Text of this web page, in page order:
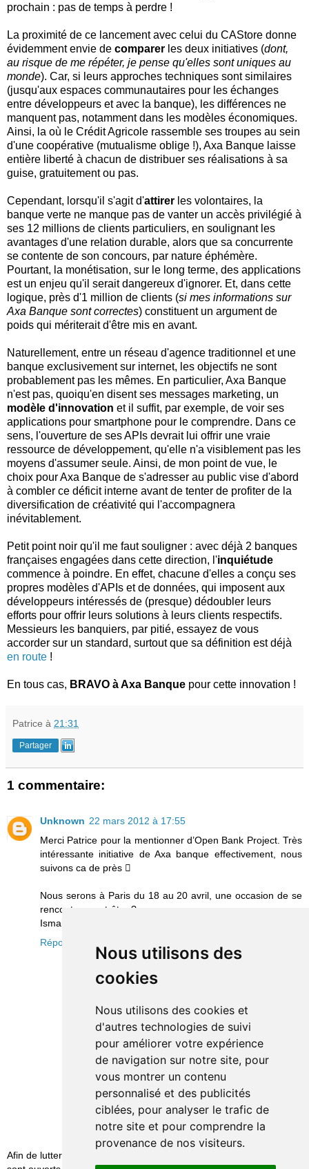
Nous utilisons des
cookies
Nous utilisons des cookies et
d'autres technologies de suivi
pour améliorer votre expérience
de navigation sur notre site, pour
vous montrer un contenu
personnalisé et des publicités
ciblées, pour analyser le trafic de
notre site et pour comprendre la
provenance de nos visiteurs.
prochain : pas de temps à perdre !
La proximité de ce lancement avec celui du CAStore donne
évidemment envie de comparer les deux initiatives (dont,
au risque de me répéter, je pense qu'elles sont uniques au
monde). Car, si leurs approches techniques sont similaires
(jusqu'aux espaces communautaires pour les échanges
entre développeurs et avec la banque), les différences ne
manquent pas, notamment dans les modèles économiques.
Ainsi, la où le Crédit Agricole rassemble ses troupes au sein
d'une coopérative (mutualisme oblige !), Axa Banque laisse
entière liberté à chacun de distribuer ses réalisations à sa
guise, gratuitement ou pas.
Cependant, lorsqu'il s'agit d'attirer les volontaires, la
banque verte ne manque pas de vanter un accès privilégié à
ses 12 millions de clients particuliers, en soulignant les
avantages d'une relation durable, alors que sa concurrente
se contente de son concours, par nature éphémère.
Pourtant, la monétisation, sur le long terme, des applications
est un enjeu qu'il serait dangereux d'ignorer. Et, dans cette
logique, près d'1 million de clients (si mes informations sur
Axa Banque sont correctes) constituent un argument de
poids qui mériterait d'être mis en avant.
Naturellement, entre un réseau d'agence traditionnel et une
banque exclusivement sur internet, les objectifs ne sont
probablement pas les mêmes. En particulier, Axa Banque
n'est pas, quoiqu'en disent ses messages marketing, un
modèle d'innovation et il suffit, par exemple, de voir ses
applications pour smartphone pour le comprendre. Dans ce
sens, l'ouverture de ses APIs devrait lui offrir une vraie
ressource de développement, qu'elle n'a visiblement pas les
moyens d'assumer seule. Ainsi, de mon point de vue, le
choix pour Axa Banque de s'adresser au public vise d'abord
à combler ce déficit interne avant de tenter de profiter de la
diversification de créativité qui l'accompagnera
inévitablement.
Petit point noir qu'il me faut souligner : avec déjà 2 banques
françaises engagées dans cette direction, l'inquiétude
commence à poindre. En effet, chacune d'elles a conçu ses
propres modèles d'APIs et de données, qui imposent aux
développeurs intéressés de (presque) dédoubler leurs
efforts pour offrir leurs solutions à leurs clients respectifs.
Messieurs les banquiers, par pitié, essayez de vous
accorder sur un standard, surtout que sa définition est déjà
en route !
En tous cas, BRAVO à Axa Banque pour cette innovation !
Patrice à 21:31
Partager
1 commentaire:
Unknown 22 mars 2012 à 17:55
Merci Patrice pour la mentionner d’Open Bank Project. Très
intéressante initiative de Axa banque effectivement, nous
suivons ca de près 
Nous serons à Paris du 18 au 20 avril, une occasion de se
rencontrer peut-être ?
Ismail
Répondre
Afin de lutter contre le spam, les commentaires ne